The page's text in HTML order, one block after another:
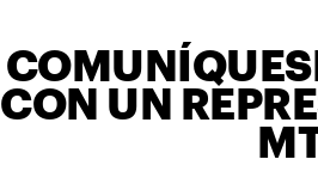
CON UN